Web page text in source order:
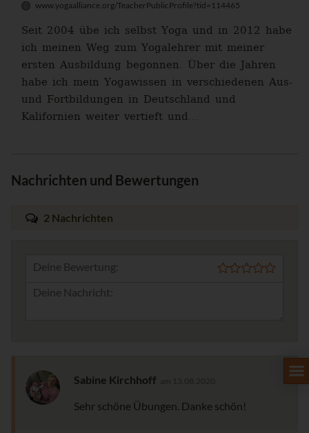
www.yogaalliance.org/TeacherPublicProfile?tid=114465
Seit 2004 übe ich selbst Yoga und in 2012 habe
ich meinen Weg zum Yogalehrer mit meiner
ersten Ausbildung begonnen. Über die Jahren
habe ich mein Yogawissen in verschiedenen Aus-
und Fortbildungen in Deutschland und
Kalifornien weiter vertieft und...
Nachrichten und Bewertungen
2 Nachrichten
Deine Bewertung:
Sabine Kirchhoff
Sehr schöne Übungen. Danke schön!